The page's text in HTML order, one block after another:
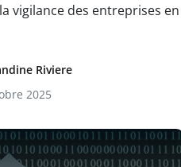
vigilance des entreprises en
Riviere
2025